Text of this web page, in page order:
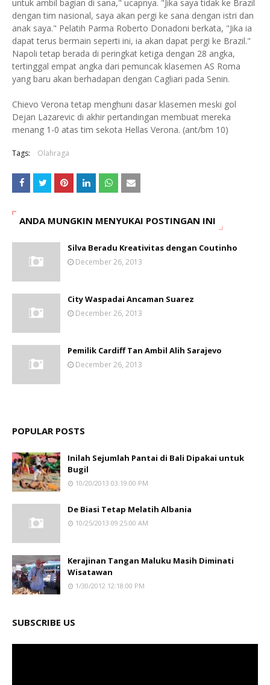
untuk ambil bagian di sana," ucapnya. "Jika saya tidak ke Brazil
dengan tim nasional, saya akan pergi ke sana dengan istri dan
anak saya." Pelatih Parma Roberto Donadoni berkata, "Jika ia
dapat terus bermain seperti ini, ia akan dapat pergi ke Brazil."
Napoli tetap berada di peringkat ketiga dengan 28 angka,
tertinggal empat angka dari pemuncak klasemen AS Roma
yang baru akan berhadapan dengan Cagliari pada Senin.
Chievo Verona tetap menghuni dasar klasemen meski gol
Dejan Lazarevic di akhir pertandingan membuat mereka
menang 1-0 atas tim sekota Hellas Verona. (ant/bm 10)
Tags: Olahraga
ANDA MUNGKIN MENYUKAI POSTINGAN INI
Silva Beradu Kreativitas dengan Coutinho
December 26, 2013
City Waspadai Ancaman Suarez
December 26, 2013
Pemilik Cardiff Tan Ambil Alih Sarajevo
December 26, 2013
POPULAR POSTS
Inilah Sejumlah Pantai di Bali Dipakai untuk
Bugil
10/20/2013 03:19:00 PM
De Biasi Tetap Melatih Albania
10/25/2013 09:25:00 AM
Kerajinan Tangan Maluku Masih Diminati
Wisatawan
1/30/2012 12:18:00 PM
SUBSCRIBE US